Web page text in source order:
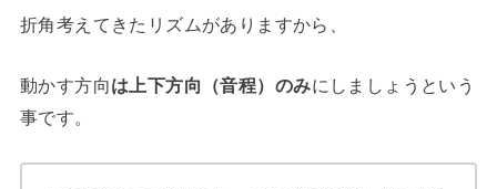
折角考えてきたリズムがありますから、
動かす方向は上下方向（音程）のみにしましょうという
事です。